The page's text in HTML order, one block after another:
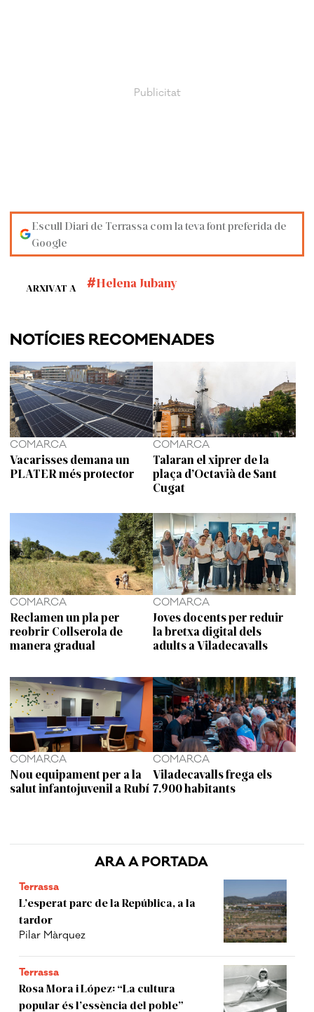
ARA A PORTADA
Terrassa
L’esperat parc de la República, a la
tardor
Pilar Màrquez
Terrassa
Rosa Mora i López: “La cultura
popular és l’essència del poble”
Escull Diari de Terrassa com la teva font preferida de
Google
ARXIVAT A Helena Jubany
NOTÍCIES RECOMENADES
COMARCA
Vacarisses demana un
PLATER més protector
COMARCA
Talaran el xiprer de la
plaça d’Octavià de Sant
Cugat
COMARCA
Reclamen un pla per
reobrir Collserola de
manera gradual
COMARCA
Joves docents per reduir
la bretxa digital dels
adults a Viladecavalls
COMARCA
Nou equipament per a la
salut infantojuvenil a Rubí
COMARCA
Viladecavalls frega els
7.900 habitants